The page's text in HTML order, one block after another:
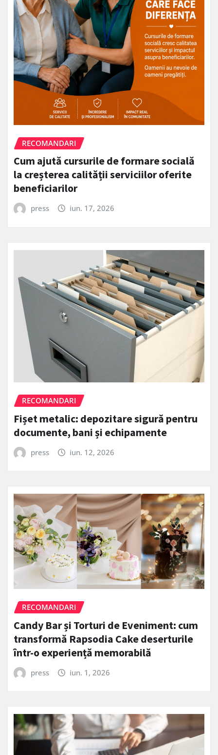
RECOMANDARI
Cum ajută cursurile de formare socială
la creșterea calității serviciilor oferite
beneficiarilor
press iun. 17, 2026
RECOMANDARI
Fișet metalic: depozitare sigură pentru
documente, bani și echipamente
press iun. 12, 2026
RECOMANDARI
Candy Bar și Torturi de Eveniment: cum
transformă Rapsodia Cake deserturile
într-o experiență memorabilă
press iun. 1, 2026